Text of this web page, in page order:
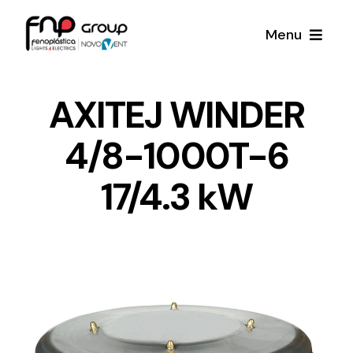
Menu
Noticias
Proyectos
AXITEJ WINDER
4/8-1000T-6
17/4.3 kW